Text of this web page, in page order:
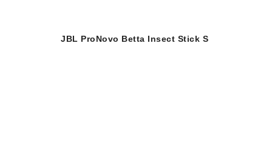
JBL ProNovo Betta Insect Stick S